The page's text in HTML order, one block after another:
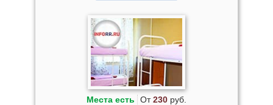
Места есть От230руб.